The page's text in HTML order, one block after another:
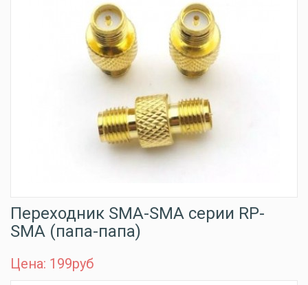
Переходник SMA-SMA серии RP-
SMA (папа-папа)
Цена: 199руб